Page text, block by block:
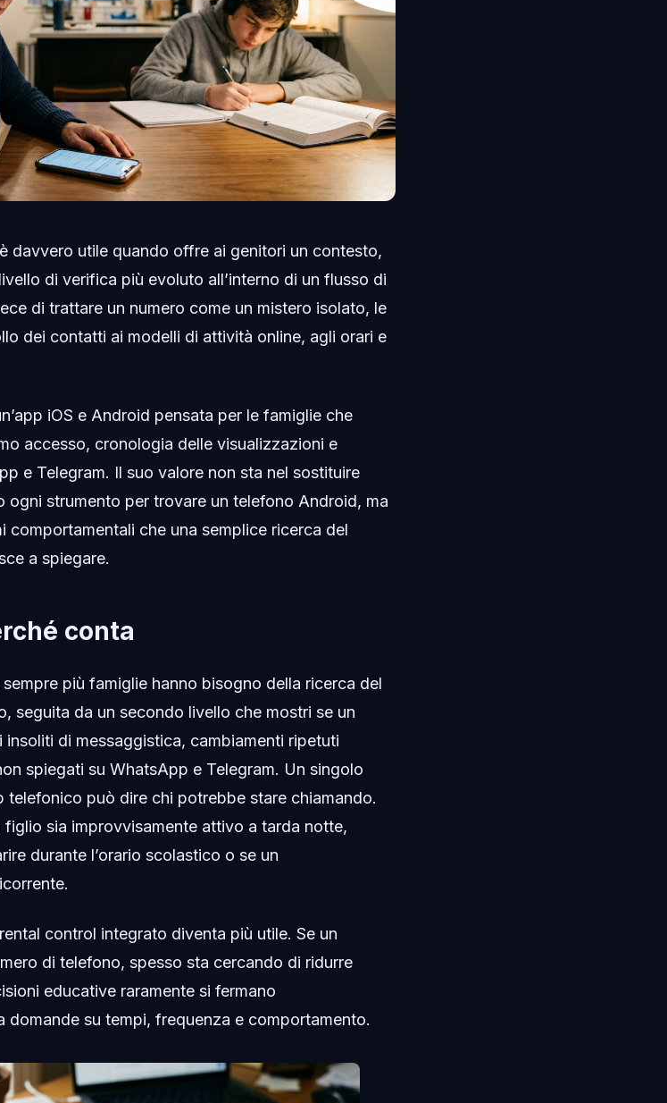
davvero utile quando offre ai genitori un contesto,
di verifica più evoluto all’interno di un flusso di
di trattare un numero come un mistero isolato, le
dei contatti ai modelli di attività online, agli orari e
iOS e Android pensata per le famiglie che
accesso, cronologia delle visualizzazioni e
e Telegram. Il suo valore non sta nel sostituire
ogni strumento per trovare un telefono Android, ma
comportamentali che una semplice ricerca del
a spiegare.
conta
più famiglie hanno bisogno della ricerca del
seguita da un secondo livello che mostri se un
di messaggistica, cambiamenti ripetuti
spiegati su WhatsApp e Telegram. Un singolo
può dire chi potrebbe stare chiamando.
sia improvvisamente attivo a tarda notte,
durante l’orario scolastico o se un
control integrato diventa più utile. Se un
di telefono, spesso sta cercando di ridurre
educative raramente si fermano
domande su tempi, frequenza e comportamento.